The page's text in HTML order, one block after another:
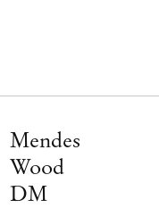
Mendes
Wood
DM